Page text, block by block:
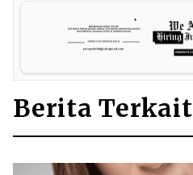
Berita Terkait